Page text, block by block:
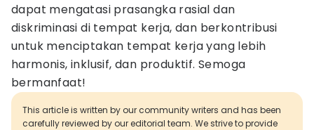
dapat mengatasi prasangka rasial dan
diskriminasi di tempat kerja, dan berkontribusi
untuk menciptakan tempat kerja yang lebih
harmonis, inklusif, dan produktif. Semoga
bermanfaat!
This article is written by our community writers and has been
carefully reviewed by our editorial team. We strive to provide